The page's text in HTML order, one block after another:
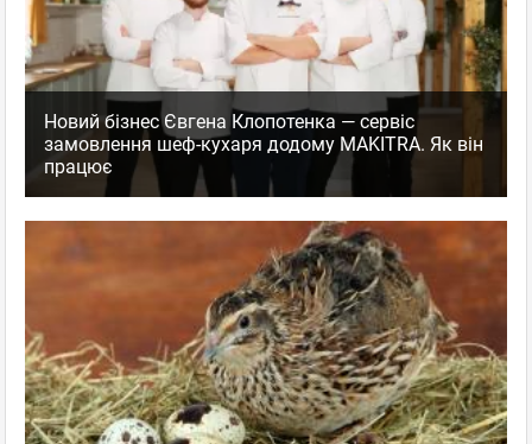
Новий бізнес Євгена Клопотенка — сервіс
замовлення шеф-кухаря додому MAKITRA. Як він
працює